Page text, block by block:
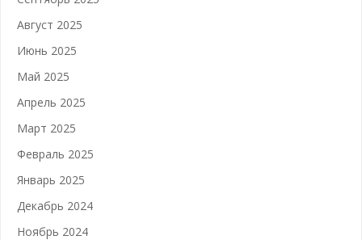
Август 2025
Июнь 2025
Май 2025
Апрель 2025
Март 2025
Февраль 2025
Январь 2025
Декабрь 2024
Ноябрь 2024